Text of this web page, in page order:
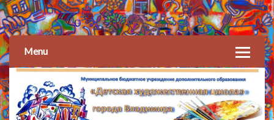
Детская художественная
школа
Menu